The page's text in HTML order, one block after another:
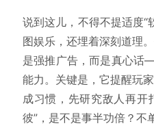
说到这儿，不得不提适度“
图娱乐，还埋着深刻道理
是强推广告，而是真心话
能力。关键是，它提醒玩
成习惯，先研究敌人再开
彼”，是不是事半功倍？不